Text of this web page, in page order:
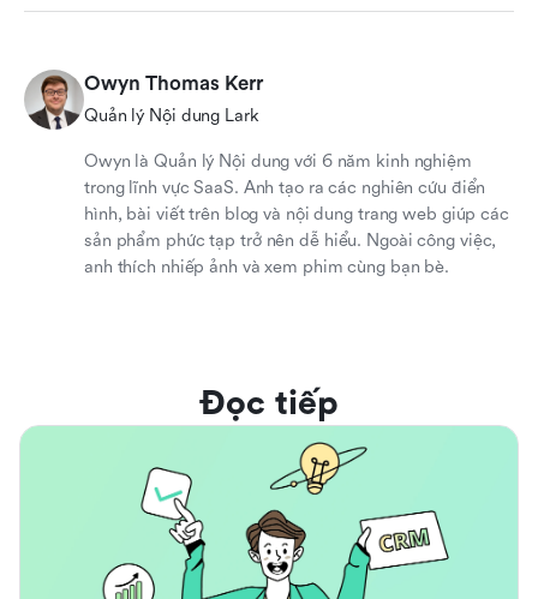
Owyn Thomas Kerr
Quản lý Nội dung Lark
Owyn là Quản lý Nội dung với 6 năm kinh nghiệm
trong lĩnh vực SaaS. Anh tạo ra các nghiên cứu điển
hình, bài viết trên blog và nội dung trang web giúp các
sản phẩm phức tạp trở nên dễ hiểu. Ngoài công việc,
anh thích nhiếp ảnh và xem phim cùng bạn bè.
Đọc tiếp